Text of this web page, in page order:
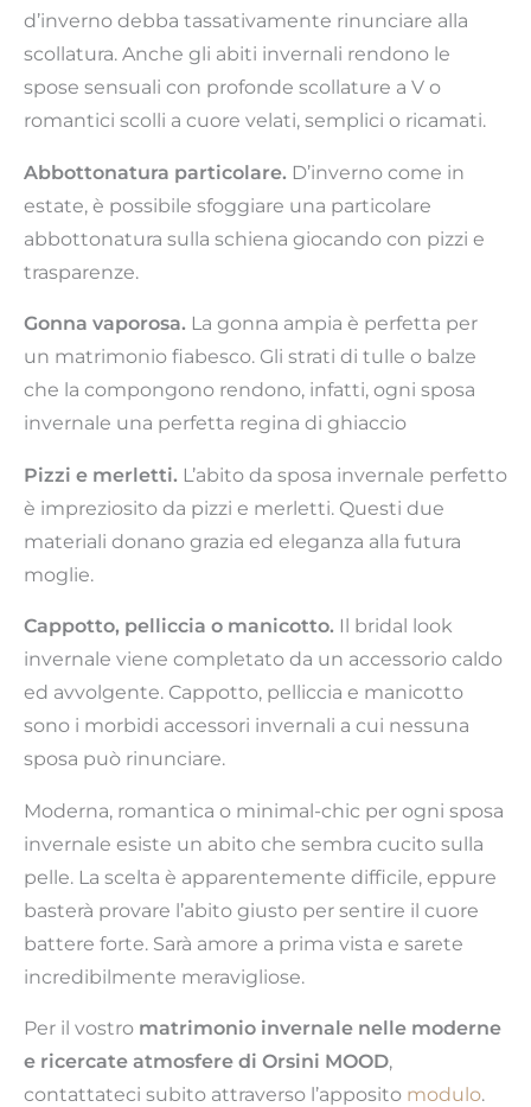
d’inverno debba tassativamente rinunciare alla
scollatura. Anche gli abiti invernali rendono le
spose sensuali con profonde scollature a V o
romantici scolli a cuore velati, semplici o ricamati.
Abbottonatura particolare. D’inverno come in
estate, è possibile sfoggiare una particolare
abbottonatura sulla schiena giocando con pizzi e
trasparenze.
Gonna vaporosa. La gonna ampia è perfetta per
un matrimonio fiabesco. Gli strati di tulle o balze
che la compongono rendono, infatti, ogni sposa
invernale una perfetta regina di ghiaccio
Pizzi e merletti. L’abito da sposa invernale perfetto
è impreziosito da pizzi e merletti. Questi due
materiali donano grazia ed eleganza alla futura
moglie.
Cappotto, pelliccia o manicotto. Il bridal look
invernale viene completato da un accessorio caldo
ed avvolgente. Cappotto, pelliccia e manicotto
sono i morbidi accessori invernali a cui nessuna
sposa può rinunciare.
Moderna, romantica o minimal-chic per ogni sposa
invernale esiste un abito che sembra cucito sulla
pelle. La scelta è apparentemente difficile, eppure
basterà provare l’abito giusto per sentire il cuore
battere forte. Sarà amore a prima vista e sarete
incredibilmente meravigliose.
Per il vostro matrimonio invernale nelle moderne
e ricercate atmosfere di Orsini MOOD,
contattateci subito attraverso l’apposito modulo.